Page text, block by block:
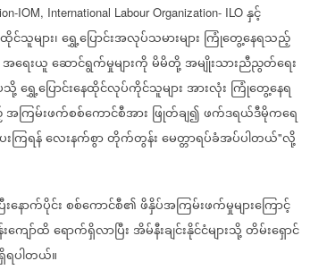
IOM, International Labour Organization- ILO နှင့်
င်သူများ၊ရွှေ့ပြောင်းအလုပ်သမားများ ကြုံတွေ့နေရသည့်
အရေးယူဆောင်ရွက်မှုများကိုမိမိတို့အမျိုးသားညီညွတ်ရေး
သို့ရွှေ့ပြောင်းနေထိုင်လုပ်ကိုင်သူများအားလုံး ကြုံတွေ့နေရ
အကြမ်းဖက်စစ်ကောင်စီအား ဖြုတ်ချ၍ဖက်ဒရယ်ဒီမိုကရေ
ကြရန်လေးနက်စွာတိုက်တွန်းမေတ္တာရပ်ခံအပ်ပါတယ်"လို့
နောက်ပိုင်းစစ်ကောင်စီ၏ဖိနှိပ်အကြမ်းဖက်မှုများကြောင့်
ကျော်ထိရောက်ရှိလာပြီးအိမ်နီးချင်းနိုင်ငံများသို့တိမ်းရှောင်
ပါတယ်။